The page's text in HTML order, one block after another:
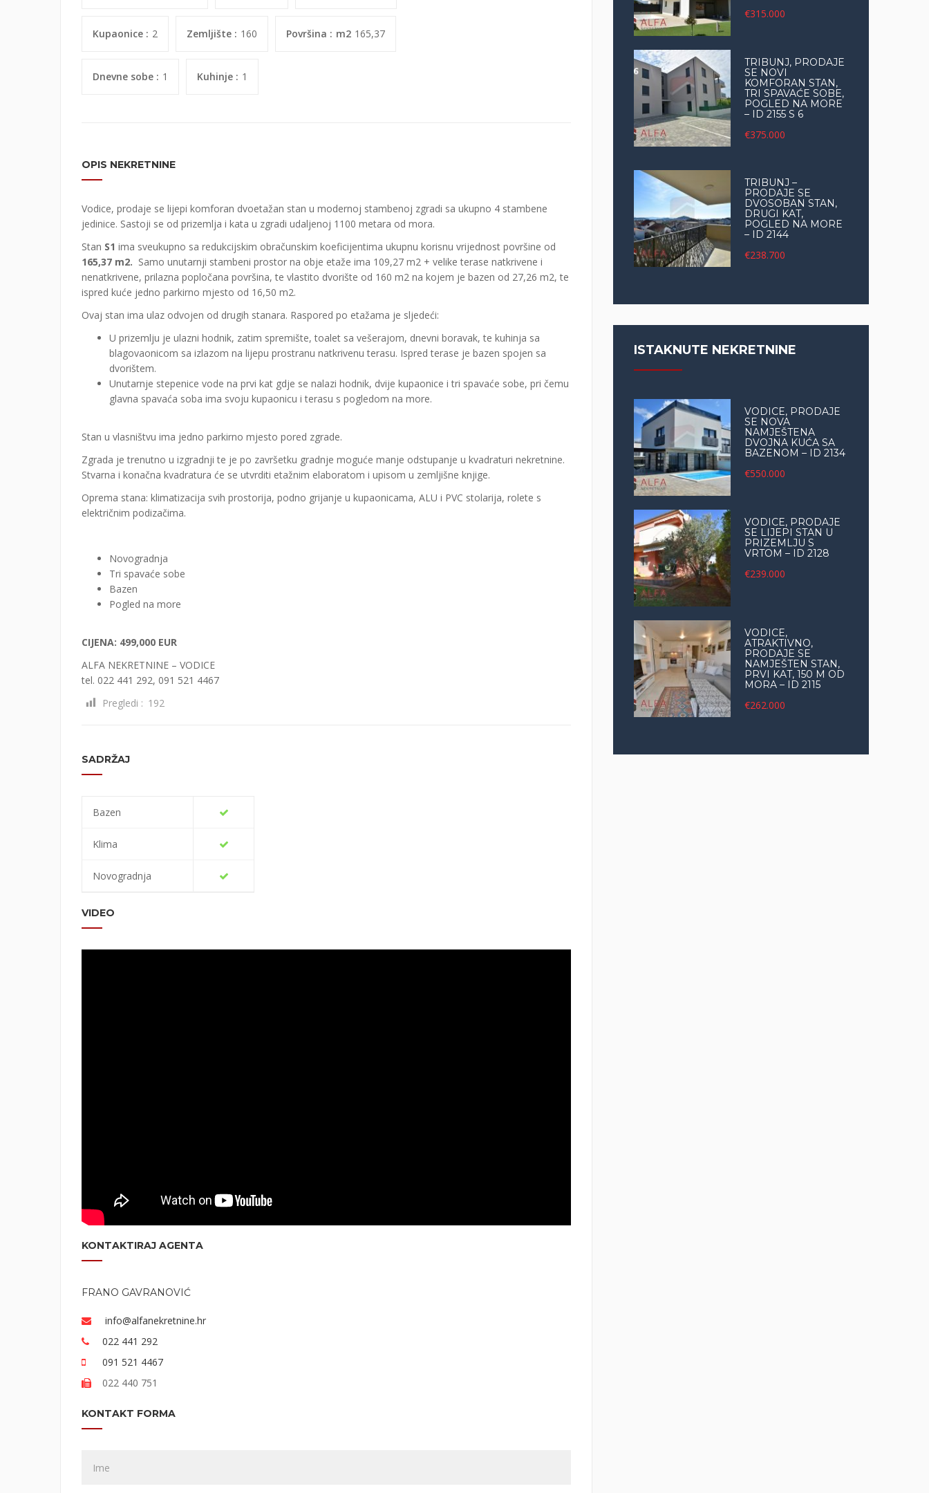
Kupaonice : 2 Zemljište : 160 Površina : 165,37
m2
Dnevne sobe : 1 Kuhinje : 1
OPIS NEKRETNINE
Vodice, prodaje se lijepi komforan dvoetažan stan u modernoj stambenoj zgradi sa ukupno 4 stambene
jedinice. Sastoji se od prizemlja i kata u zgradi udaljenoj 1100 metara od mora.
Stan S1 ima sveukupno sa redukcijskim obračunskim koeficijentima ukupnu korisnu vrijednost površine od
165,37 m2. Samo unutarnji stambeni prostor na obje etaže ima 109,27 m2 + velike terase natkrivene i
nenatkrivene, prilazna popločana površina, te vlastito dvorište od 160 m2 na kojem je bazen od 27,26 m2, te
ispred kuće jedno parkirno mjesto od 16,50 m2.
Ovaj stan ima ulaz odvojen od drugih stanara. Raspored po etažama je sljedeći:
U prizemlju je ulazni hodnik, zatim spremište, toalet sa vešerajom, dnevni boravak, te kuhinja sa
blagovaonicom sa izlazom na lijepu prostranu natkrivenu terasu. Ispred terase je bazen spojen sa
dvorištem.
Unutarnje stepenice vode na prvi kat gdje se nalazi hodnik, dvije kupaonice i tri spavaće sobe, pri čemu
glavna spavaća soba ima svoju kupaonicu i terasu s pogledom na more.
Stan u vlasništvu ima jedno parkirno mjesto pored zgrade.
Zgrada je trenutno u izgradnji te je po završetku gradnje moguće manje odstupanje u kvadraturi nekretnine.
Stvarna i konačna kvadratura će se utvrditi etažnim elaboratom i upisom u zemljišne knjige.
Oprema stana: klimatizacija svih prostorija, podno grijanje u kupaonicama, ALU i PVC stolarija, rolete s
električnim podizačima.
Novogradnja
Tri spavaće sobe
Bazen
Pogled na more
CIJENA: 499,000 EUR
ALFA NEKRETNINE – VODICE
tel. 022 441 292, 091 521 4467
Pregledi : 192
SADRŽAJ
Bazen
Klima
Novogradnja
VIDEO
KONTAKTIRAJ AGENTA
FRANO GAVRANOVIĆ
info@alfanekretnine.hr
022 441 292
091 521 4467
022 440 751
KONTAKT FORMA
€315.000
TRIBUNJ, PRODAJE
SE NOVI
KOMFORAN STAN,
TRI SPAVAĆE SOBE,
POGLED NA MORE
– ID 2155 S 6
€375.000
TRIBUNJ –
PRODAJE SE
DVOSOBAN STAN,
DRUGI KAT,
POGLED NA MORE
– ID 2144
€238.700
ISTAKNUTE NEKRETNINE
VODICE, PRODAJE
SE NOVA
NAMJEŠTENA
DVOJNA KUĆA SA
BAZENOM – ID 2134
€550.000
VODICE, PRODAJE
SE LIJEPI STAN U
PRIZEMLJU S
VRTOM – ID 2128
€239.000
VODICE,
ATRAKTIVNO,
PRODAJE SE
NAMJEŠTEN STAN,
PRVI KAT, 150 M OD
MORA – ID 2115
€262.000